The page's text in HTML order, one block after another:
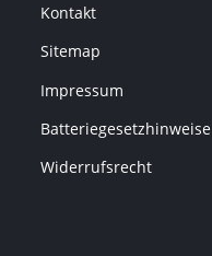
Kontakt
Sitemap
Impressum
Batteriegesetzhinweise
Widerrufsrecht